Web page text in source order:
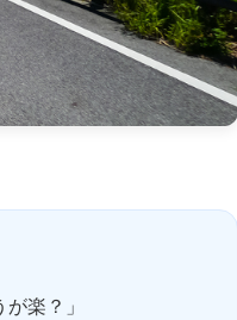
楽？」